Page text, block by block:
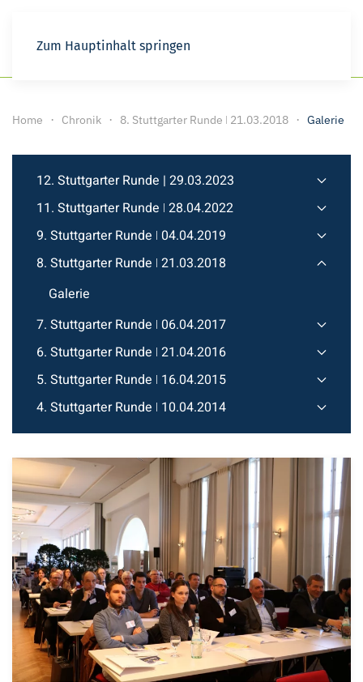
Zum Hauptinhalt springen
Home Chronik 8. Stuttgarter Runde ǀ 21.03.2018 Galerie
12. Stuttgarter Runde | 29.03.2023
11. Stuttgarter Runde ǀ 28.04.2022
9. Stuttgarter Runde ǀ 04.04.2019
8. Stuttgarter Runde ǀ 21.03.2018
Galerie
7. Stuttgarter Runde ǀ 06.04.2017
6. Stuttgarter Runde ǀ 21.04.2016
5. Stuttgarter Runde ǀ 16.04.2015
4. Stuttgarter Runde ǀ 10.04.2014